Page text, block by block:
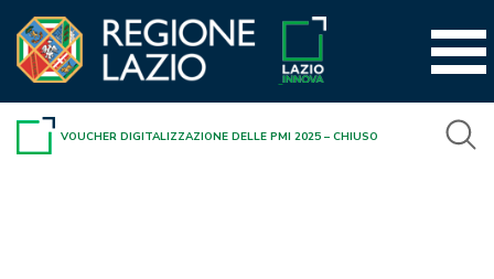
contenuto
VOUCHER DIGITALIZZAZIONE DELLE PMI 2025 – CHIUSO